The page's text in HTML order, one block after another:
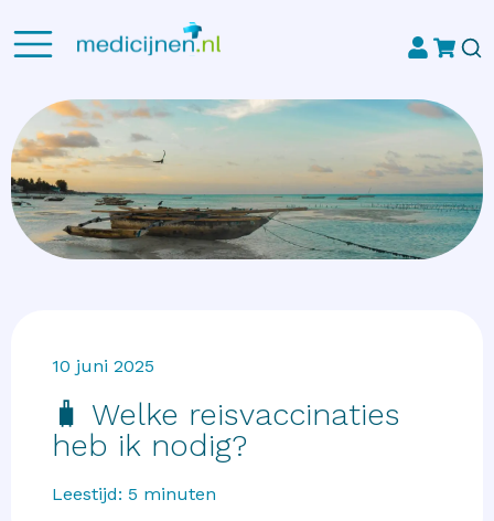
10 juni 2025
🧳 Welke reisvaccinaties
heb ik nodig?
Leestijd: 5 minuten